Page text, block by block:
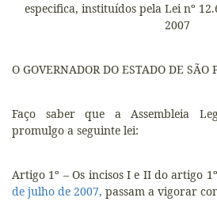
especifica, instituídos pela Lei nº
2007
O GOVERNADOR DO ESTADO DE SÃO
Faço saber que a Assembleia
promulgo a seguinte lei:
Artigo 1º – Os incisos I e II do artigo
de julho de 2007, passam a vigorar